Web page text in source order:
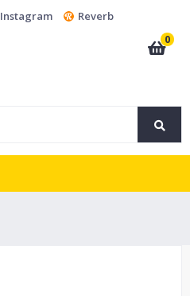
Instagram
Reverb
0